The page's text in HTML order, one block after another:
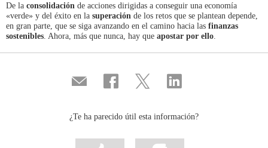
De la consolidación de acciones dirigidas a conseguir una economía
«verde» y del éxito en la superación de los retos que se plantean depende,
en gran parte, que se siga avanzando en el camino hacia las finanzas
sostenibles . Ahora, más que nunca, hay que apostar por ello
Compartir
por
Compartir
en
Compartir
en
Compartir
en
¿Te ha parecido útil esta información?
Marcar